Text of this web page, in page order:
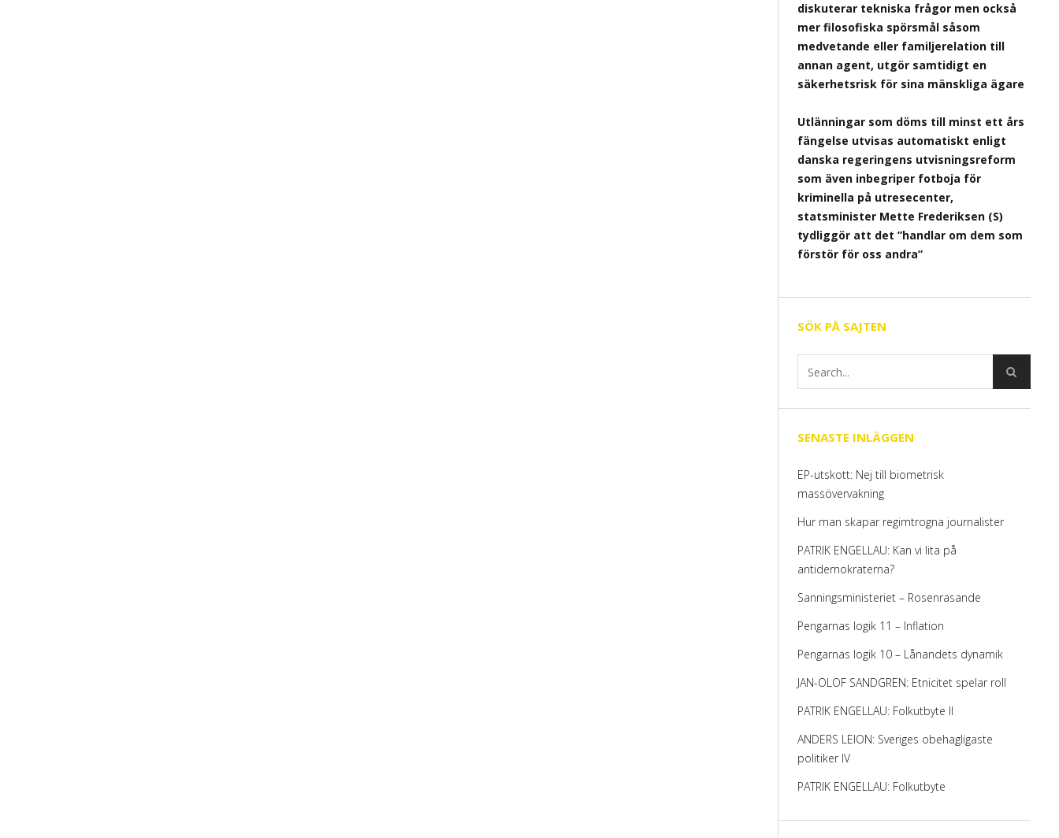
diskuterar tekniska frågor men också
mer filosofiska spörsmål såsom
medvetande eller familjerelation till
annan agent, utgör samtidigt en
säkerhetsrisk för sina mänskliga ägare
Utlänningar som döms till minst ett års
fängelse utvisas automatiskt enligt
danska regeringens utvisningsreform
som även inbegriper fotboja för
kriminella på utresecenter,
statsminister Mette Frederiksen (S)
tydliggör att det ”handlar om dem som
förstör för oss andra”
SÖK PÅ SAJTEN
SENASTE INLÄGGEN
EP-utskott: Nej till biometrisk
massövervakning
Hur man skapar regimtrogna journalister
PATRIK ENGELLAU: Kan vi lita på
antidemokraterna?
Sanningsministeriet – Rosenrasande
Pengarnas logik 11 – Inflation
Pengarnas logik 10 – Lånandets dynamik
JAN-OLOF SANDGREN: Etnicitet spelar roll
PATRIK ENGELLAU: Folkutbyte II
ANDERS LEION: Sveriges obehagligaste
politiker IV
PATRIK ENGELLAU: Folkutbyte